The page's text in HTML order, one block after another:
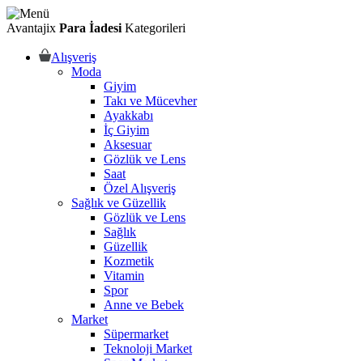
Avantajix Para İadesi Kategorileri
Alışveriş
Moda
Giyim
Takı ve Mücevher
Ayakkabı
İç Giyim
Aksesuar
Gözlük ve Lens
Saat
Özel Alışveriş
Sağlık ve Güzellik
Gözlük ve Lens
Sağlık
Güzellik
Kozmetik
Vitamin
Spor
Anne ve Bebek
Market
Süpermarket
Teknoloji Market